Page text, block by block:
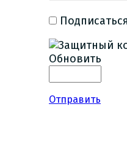
Обновить
Отправить